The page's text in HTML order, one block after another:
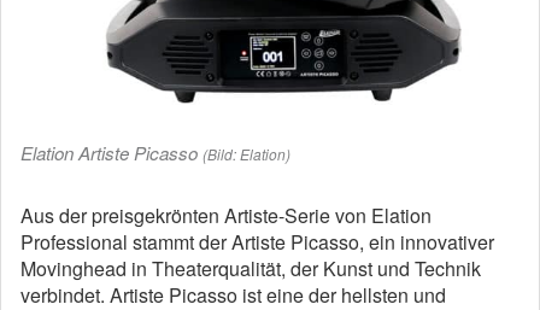
Elation Artiste Picasso (Bild: Elation)
Aus der preisgekrönten Artiste-Serie von Elation
Professional stammt der Artiste Picasso, ein innovativer
Movinghead in Theaterqualität, der Kunst und Technik
verbindet. Artiste Picasso ist eine der hellsten und